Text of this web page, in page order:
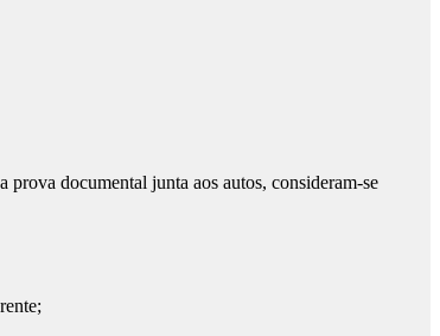
prova documental junta aos autos, consideram-se